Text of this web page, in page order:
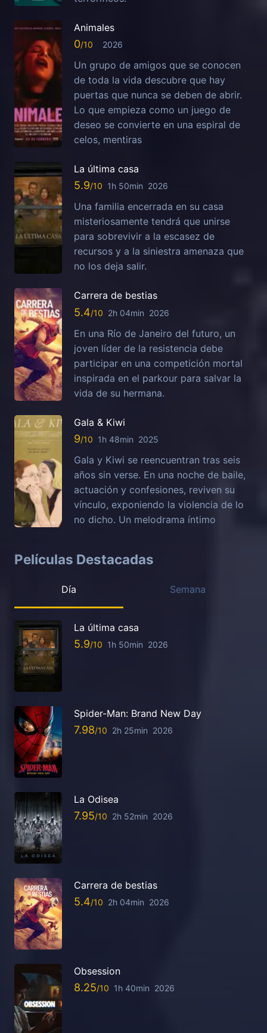
Animales
0 2026
Un grupo de amigos que se conocen
de toda la vida descubre que hay
puertas que nunca se deben de abrir.
Lo que empieza como un juego de
deseo se convierte en una espiral de
celos, mentiras
La última casa
5.9 1h 50min 2026
Una familia encerrada en su casa
misteriosamente tendrá que unirse
para sobrevivir a la escasez de
recursos y a la siniestra amenaza que
no los deja salir.
Carrera de bestias
5.4 2h 04min 2026
En una Río de Janeiro del futuro, un
joven líder de la resistencia debe
participar en una competición mortal
inspirada en el parkour para salvar la
vida de su hermana.
Gala & Kiwi
9 1h 48min 2025
Gala y Kiwi se reencuentran tras seis
años sin verse. En una noche de baile,
actuación y confesiones, reviven su
vínculo, exponiendo la violencia de lo
no dicho. Un melodrama íntimo
Películas Destacadas
Día Semana
La última casa
5.9 1h 50min 2026
Spider-Man: Brand New Day
7.98 2h 25min 2026
La Odisea
7.95 2h 52min 2026
Carrera de bestias
5.4 2h 04min 2026
Obsession
8.25 1h 40min 2026